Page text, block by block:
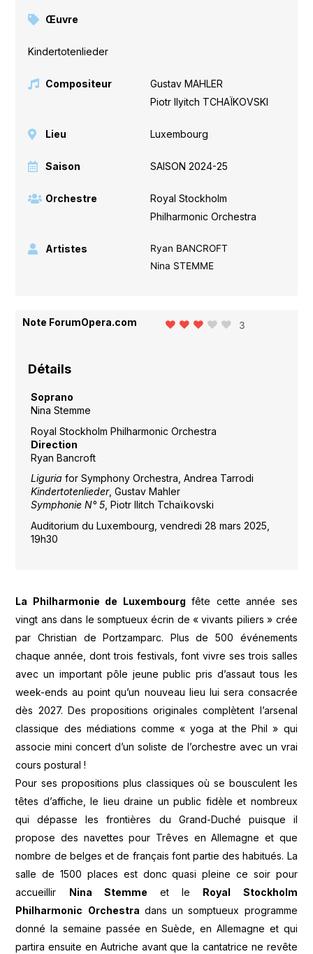
Œuvre
Kindertotenlieder
Compositeur Gustav MAHLER
Piotr Ilyitch TCHAÏKOVSKI
Lieu Luxembourg
Saison SAISON 2024-25
Orchestre
Royal Stockholm
Philharmonic Orchestra
Artistes
Ryan BANCROFT
Nina STEMME
Note ForumOpera.com 3
Détails
Soprano
Nina Stemme
Royal Stockholm Philharmonic Orchestra
Direction
Ryan Bancroft
Liguria for Symphony Orchestra, Andrea Tarrodi
Kindertotenlieder, Gustav Mahler
Symphonie N° 5, Piotr Ilitch Tchaïkovski
Auditorium du Luxembourg, vendredi 28 mars 2025,
19h30
La Philharmonie de Luxembourg fête cette année ses
vingt ans dans le somptueux écrin de « vivants piliers » crée
par Christian de Portzamparc. Plus de 500 événements
chaque année, dont trois festivals, font vivre ses trois salles
avec un important pôle jeune public pris d’assaut tous les
week-ends au point qu’un nouveau lieu lui sera consacrée
dès 2027. Des propositions originales complètent l’arsenal
classique des médiations comme « yoga at the Phil » qui
associe mini concert d’un soliste de l’orchestre avec un vrai
cours postural !
Pour ses propositions plus classiques où se bousculent les
têtes d’affiche, le lieu draine un public fidèle et nombreux
qui dépasse les frontières du Grand-Duché puisque il
propose des navettes pour Trêves en Allemagne et que
nombre de belges et de français font partie des habitués. La
salle de 1500 places est donc quasi pleine ce soir pour
accueillir
Nina Stemme et le
Royal Stockholm
Philharmonic Orchestra dans un somptueux programme
donné la semaine passée en Suède, en Allemagne et qui
partira ensuite en Autriche avant que la cantatrice ne revête